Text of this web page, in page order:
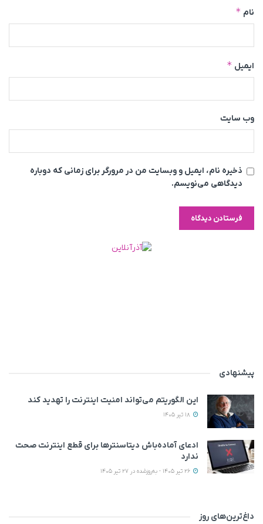
نام *
ایمیل *
وب‌ سایت
ذخیره نام، ایمیل و وبسایت من در مرورگر برای زمانی که دوباره
دیدگاهی می‌نویسم.
پیشنهادی
این الگوریتم می‌تواند امنیت اینترنت را تهدید کند
ادعای آماده‌باش دیتاسنترها برای قطع اینترنت صحت
ندارد
داغ‌ترین‌های روز